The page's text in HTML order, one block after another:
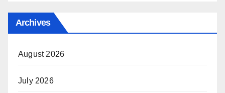
Archives
August 2026
July 2026